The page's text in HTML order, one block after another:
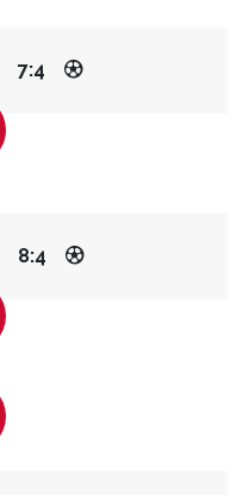
7:4
8:4